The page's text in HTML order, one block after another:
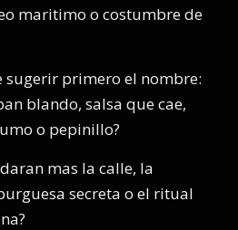
maritimo o costumbre de
sugerir primero el nombre:
blando, salsa que cae,
o pepinillo?
mas la calle, la
secreta o el ritual